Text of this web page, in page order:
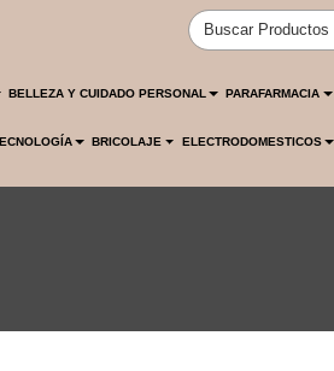
BELLEZA Y CUIDADO PERSONAL PARAFARMACIA
BRICOLAJE ELECTRODOMESTICOS